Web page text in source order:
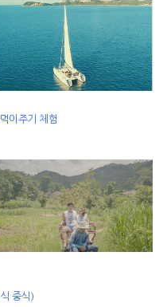
이주기 체험
중식)